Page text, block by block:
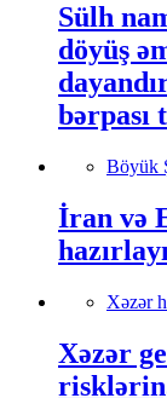
Sülh
döyüş
bərpası
Böyük
İran və
Xəzər
Xəzər